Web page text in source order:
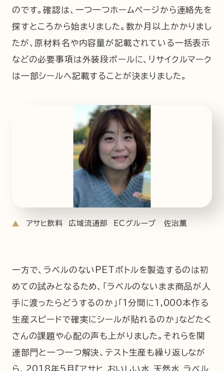
のです。確認は、一つ一つホームページから連絡先を
探すところから始まりました。数か月以上かかりまし
たが、原材料名や内容量が記載されている一括表示
などの必要事項は外装段ボールに、リサイクルマーク
は一部シールへ記載することが決まりました。
アサヒ飲料 広域流通部 ECグループ 佐治薫
一方で、ラベルのないPETボトルを製造するのは初
めての試みとなるため、「ラベルのないまま商品が人
手に渡ったらどうするのか」「1分間に1,000本作る
生産スピードで確実にシールが貼れるのか」などたく
さんの課題や心配の声も上がりました。それらを関
連部門と一つ一つ解決、テスト生産も繰り返しなが
ら、2018年5月『アサヒ おいしい水 天然水 ラベル